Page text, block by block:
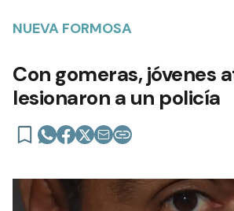
NUEVA FORMOSA
Con gomeras, jóvenes
lesionaron a un policía